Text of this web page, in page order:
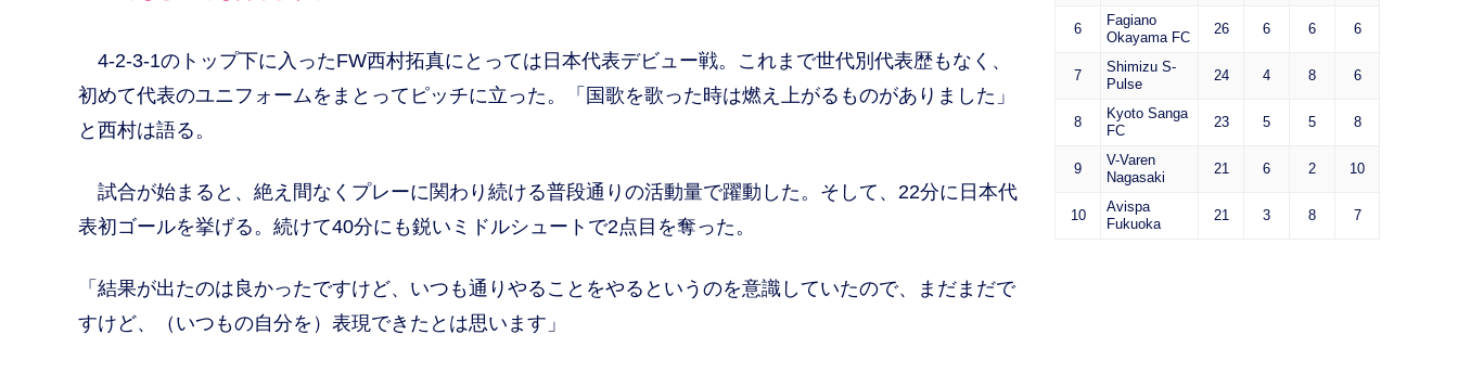
4-2-3-1のトップ下に入ったFW西村拓真にとっては日本代表デビュー戦。これまで世代別代表歴もなく、
初めて代表のユニフォームをまとってピッチに立った。「国歌を歌った時は燃え上がるものがありました」
と西村は語る。
試合が始まると、絶え間なくプレーに関わり続ける普段通りの活動量で躍動した。そして、22分に日本代
表初ゴールを挙げる。続けて40分にも鋭いミドルシュートで2点目を奪った。
「結果が出たのは良かったですけど、いつも通りやることをやるというのを意識していたので、まだまだで
すけど、（いつもの自分を）表現できたとは思います」
6
Fagiano
Okayama FC
26 6 6 6
7
Shimizu S-
Pulse
24 4 8 6
8
Kyoto Sanga
FC
23 5 5 8
9
V-Varen
Nagasaki
21 6 2 10
10
Avispa
Fukuoka
21 3 8 7